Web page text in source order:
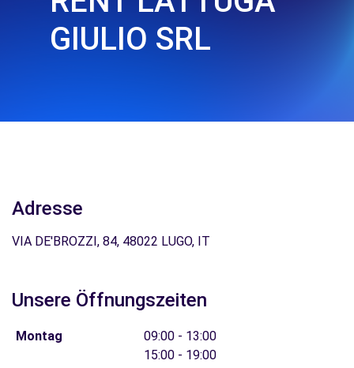
GIULIO SRL
Adresse
VIA DE'BROZZI, 84, 48022 LUGO, IT
Unsere Öffnungszeiten
Montag
09:00 - 13:00
15:00 - 19:00